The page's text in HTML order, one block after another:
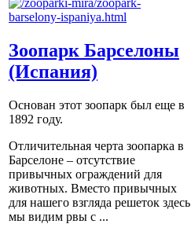
Зоопарк Барселоны
(Испания)
Основан этот зоопарк был еще в
1892 году.
Отличительная черта зоопарка в
Барселоне – отсутствие
привычных ограждений для
животных. Вместо привычных
для нашего взгляда решеток здесь
мы видим рвы с ...